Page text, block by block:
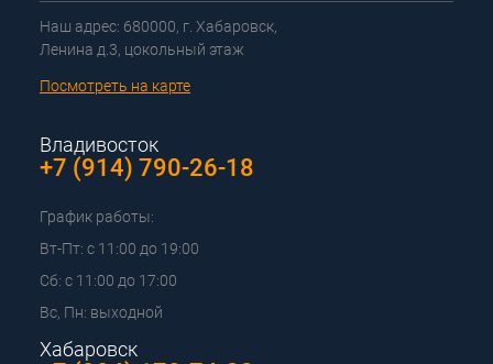
Наш адрес: 680000, г. Хабаровск,
Ленина д.3, цокольный этаж
Посмотреть на карте
Владивосток
+7 (914) 790-26-18
График работы:
Вт-Пт: с 11:00 до 19:00
Сб: с 11:00 до 17:00
Вс, Пн: выходной
Хабаровск